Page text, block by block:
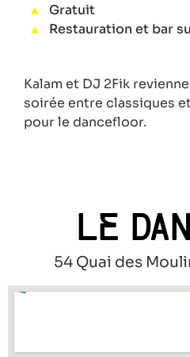
Gratuit
Restauration et bar
Kalam et DJ 2Fik
soirée entre classiques
pour le dancefloor.
LE
54 Quai des